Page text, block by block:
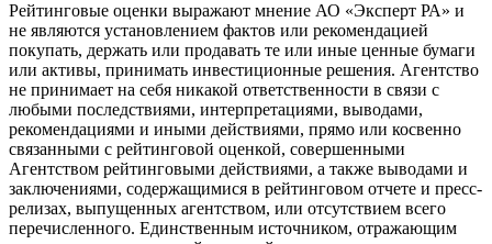
Рейтинговые оценки выражают мнение АО «Эксперт РА» и
не являются установлением фактов или рекомендацией
покупать, держать или продавать те или иные ценные бумаги
или активы, принимать инвестиционные решения. Агентство
не принимает на себя никакой ответственности в связи с
любыми последствиями, интерпретациями, выводами,
рекомендациями и иными действиями, прямо или косвенно
связанными с рейтинговой оценкой, совершенными
Агентством рейтинговыми действиями, а также выводами и
заключениями, содержащимися в рейтинговом отчете и пресс-
релизах, выпущенных агентством, или отсутствием всего
перечисленного. Единственным источником, отражающим